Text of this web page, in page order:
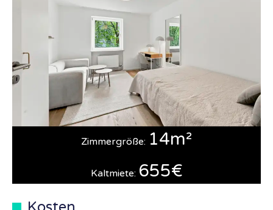
Zimmergröße: 14m²
Kaltmiete: 655€